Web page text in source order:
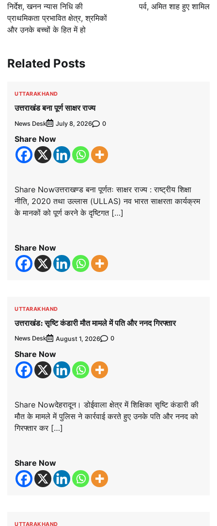
निर्देश, खनन न्यास निधि की
प्राथमिकता प्रभावित क्षेत्र, श्रमिकों
और उनके बच्चों के हित में हो
पर्व, अमित शाह हुए शामिल
Related Posts
UTTARAKHAND
उत्तराखंड बना पूर्ण साक्षर राज्य
News Desk July 8, 2026 0
Share Now
Share Nowउत्तराखण्ड बना पूर्णतः साक्षर राज्य : राष्ट्रीय शिक्षा
नीति, 2020 तथा उल्लास (ULLAS) नव भारत साक्षरता कार्यक्रम
के मानकों को पूर्ण करने के दृष्टिगत […]
Share Now
UTTARAKHAND
उत्तराखंड: सृष्टि कंडारी मौत मामले में पति और ननद गिरफ्तार
News Desk August 1, 2026 0
Share Now
Share Nowदेहरादून। डोईवाला क्षेत्र में शिक्षिका सृष्टि कंडारी की
मौत के मामले में पुलिस ने कार्रवाई करते हुए उनके पति और ननद को
गिरफ्तार कर […]
Share Now
UTTARAKHAND